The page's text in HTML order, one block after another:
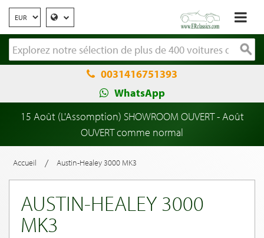
0031416751393
WhatsApp
15 Août (L'Assomption) SHOWROOM OUVERT - Août
OUVERT comme normal
Accueil / Austin-Healey 3000 MK3
AUSTIN-HEALEY 3000
MK3